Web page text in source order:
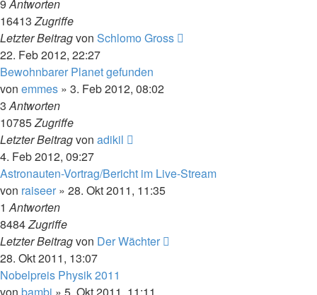
9Antworten
16413Zugriffe
Letzter Beitragvon Schlomo Gross
22. Feb 2012, 22:27
Bewohnbarer Planet gefunden
von emmes » 3. Feb 2012, 08:02
3Antworten
10785Zugriffe
Letzter Beitragvon adikil
4. Feb 2012, 09:27
Astronauten-Vortrag/Bericht im Live-Stream
von raiseer » 28. Okt 2011, 11:35
1Antworten
8484Zugriffe
Letzter Beitragvon Der Wächter
28. Okt 2011, 13:07
Nobelpreis Physik 2011